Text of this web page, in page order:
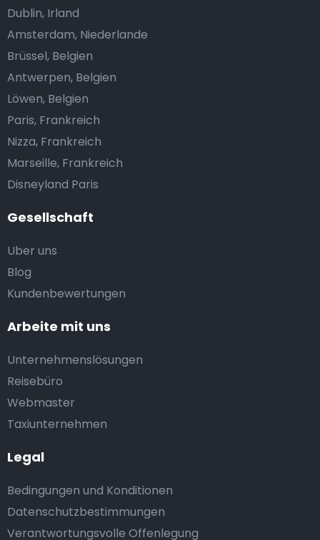
Gesellschaft
Uber uns
Blog
Kundenbewertungen
Arbeite mit uns
Unternehmenslösungen
Reisebüro
Webmaster
Taxiunternehmen
Legal
Bedingungen und Konditionen
Datenschutzbestimmungen
Verantwortungsvolle Offenlegung
Dublin, Irland
Amsterdam, Niederlande
Brüssel, Belgien
Antwerpen, Belgien
Löwen, Belgien
Paris, Frankreich
Nizza, Frankreich
Marseille, Frankreich
Disneyland Paris